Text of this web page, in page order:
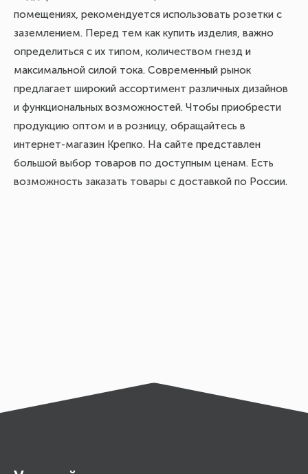
помещениях, рекомендуется использовать розетки с
заземлением. Перед тем как купить изделия, важно
определиться с их типом, количеством гнезд и
максимальной силой тока. Современный рынок
предлагает широкий ассортимент различных дизайнов
и функциональных возможностей. Чтобы приобрести
продукцию оптом и в розницу, обращайтесь в
интернет-магазин Крепко. На сайте представлен
большой выбор товаров по доступным ценам. Есть
возможность заказать товары с доставкой по России.